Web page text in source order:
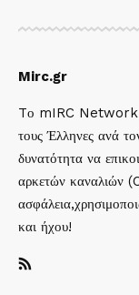
Mirc.gr
Tο mIRC Network
τους Έλληνες ανά
δυνατότητα να
αρκετών καναλιών
και ήχου!